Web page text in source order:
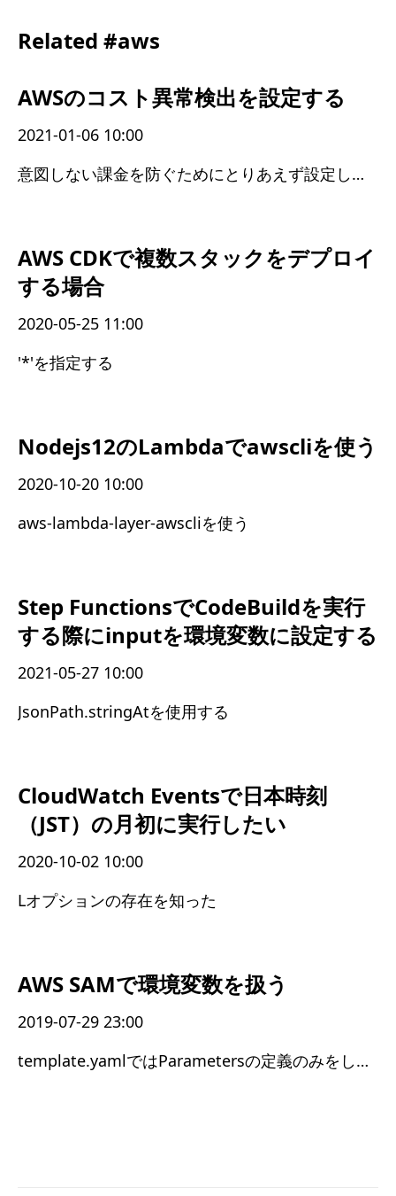
Related #aws
AWSのコスト異常検出を設定する
2021-01-06 10:00
意図しない課金を防ぐためにとりあえず設定しておくと良さそう
AWS CDKで複数スタックをデプロイ
する場合
2020-05-25 11:00
'*'を指定する
Nodejs12のLambdaでawscliを使う
2020-10-20 10:00
aws-lambda-layer-awscliを使う
Step FunctionsでCodeBuildを実行
する際にinputを環境変数に設定する
2021-05-27 10:00
JsonPath.stringAtを使用する
CloudWatch Eventsで日本時刻
（JST）の月初に実行したい
2020-10-02 10:00
Lオプションの存在を知った
AWS SAMで環境変数を扱う
2019-07-29 23:00
template.yamlではParametersの定義のみをしておいて、deploy時に値を設定するようにすればできた